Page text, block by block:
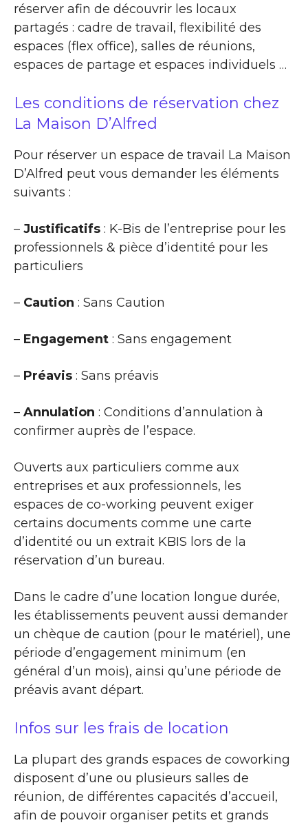
réserver afin de découvrir les locaux
partagés : cadre de travail, flexibilité des
espaces (flex office), salles de réunions,
espaces de partage et espaces individuels …
Les conditions de réservation chez
La Maison D’Alfred
Pour réserver un espace de travail La Maison
D’Alfred peut vous demander les éléments
suivants :
– Justificatifs : K-Bis de l’entreprise pour les
professionnels & pièce d’identité pour les
particuliers
– Caution : Sans Caution
– Engagement : Sans engagement
– Préavis : Sans préavis
– Annulation : Conditions d’annulation à
confirmer auprès de l’espace.
Ouverts aux particuliers comme aux
entreprises et aux professionnels, les
espaces de co-working peuvent exiger
certains documents comme une carte
d’identité ou un extrait KBIS lors de la
réservation d’un bureau.
Dans le cadre d’une location longue durée,
les établissements peuvent aussi demander
un chèque de caution (pour le matériel), une
période d’engagement minimum (en
général d’un mois), ainsi qu’une période de
préavis avant départ.
Infos sur les frais de location
La plupart des grands espaces de coworking
disposent d’une ou plusieurs salles de
réunion, de différentes capacités d’accueil,
afin de pouvoir organiser petits et grands